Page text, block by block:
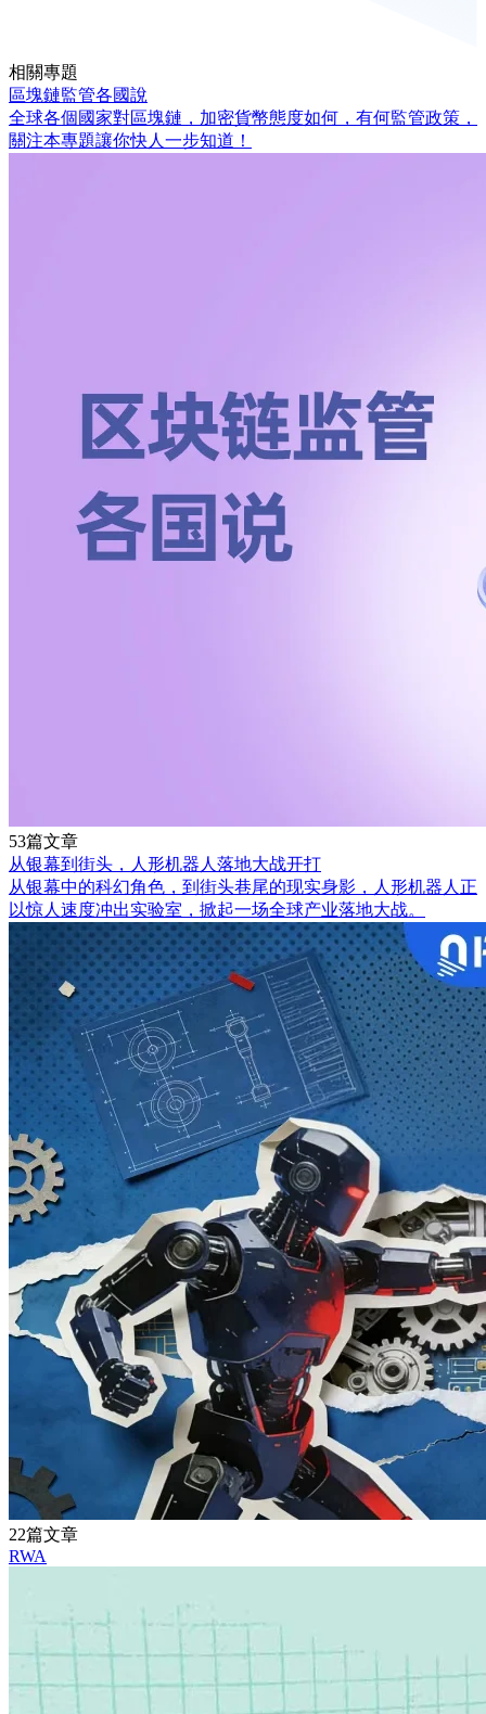
相關專題
區塊鏈監管各國說
全球各個國家對區塊鏈，加密貨幣態度如何，有何監管政策，
關注本專題讓你快人一步知道！
53篇文章
从银幕到街头，人形机器人落地大战开打
从银幕中的科幻角色，到街头巷尾的现实身影，人形机器人正
以惊人速度冲出实验室，掀起一场全球产业落地大战。
22篇文章
RWA